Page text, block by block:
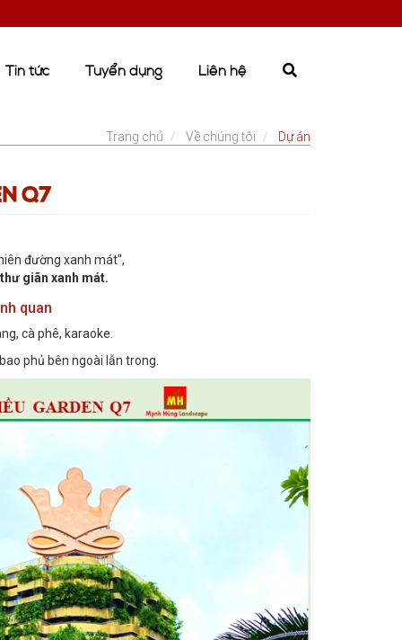
Tin tức Tuyển dụng Liên hệ
Trang chủ Về chúng tôi Dự án
Q7
đường xanh mát",
giãn xanh mát.
quan
cà phê, karaoke.
phủ bên ngoài lẫn trong.